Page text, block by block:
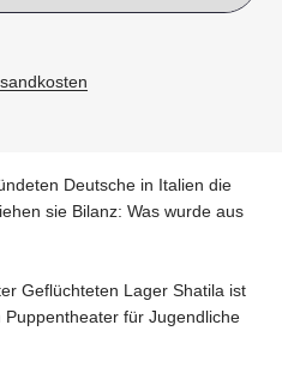
Deutsche in Italien die
sie Bilanz: Was wurde aus
Geflüchteten Lager Shatila ist
für Jugendliche